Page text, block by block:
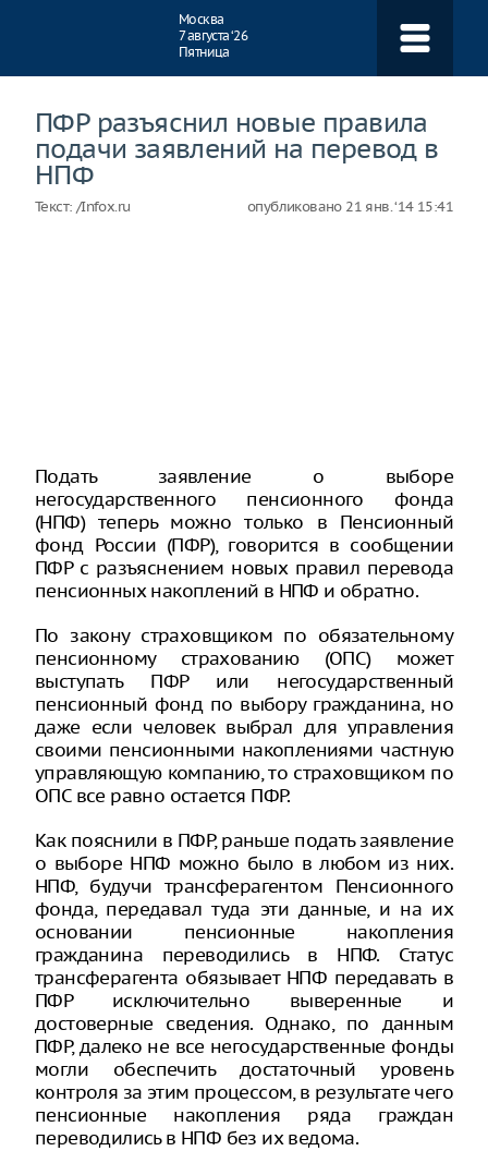
Москва
7 августа ‘26
Пятница
ПФР разъяснил новые правила
подачи заявлений на перевод в
НПФ
Текст: /Infox.ru опубликовано 21 янв. ‘14 15:41
Подать заявление о выборе
негосударственного пенсионного фонда
(НПФ) теперь можно только в Пенсионный
фонд России (ПФР), говорится в сообщении
ПФР с разъяснением новых правил перевода
пенсионных накоплений в НПФ и обратно.
По закону страховщиком по обязательному
пенсионному страхованию (ОПС) может
выступать ПФР или негосударственный
пенсионный фонд по выбору гражданина, но
даже если человек выбрал для управления
своими пенсионными накоплениями частную
управляющую компанию, то страховщиком по
ОПС все равно остается ПФР.
Как пояснили в ПФР, раньше подать заявление
о выборе НПФ можно было в любом из них.
НПФ, будучи трансферагентом Пенсионного
фонда, передавал туда эти данные, и на их
основании пенсионные накопления
гражданина переводились в НПФ. Статус
трансферагента обязывает НПФ передавать в
ПФР исключительно выверенные и
достоверные сведения. Однако, по данным
ПФР, далеко не все негосударственные фонды
могли обеспечить достаточный уровень
контроля за этим процессом, в результате чего
пенсионные накопления ряда граждан
переводились в НПФ без их ведома.